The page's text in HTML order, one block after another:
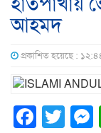
আহমদ
প্রকাশিত হয়েছে :